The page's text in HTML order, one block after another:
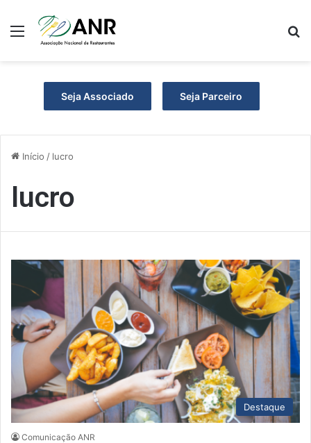
Menu
Seja Associado Seja Parceiro
Início / lucro
lucro
Destaque
Comunicação ANR